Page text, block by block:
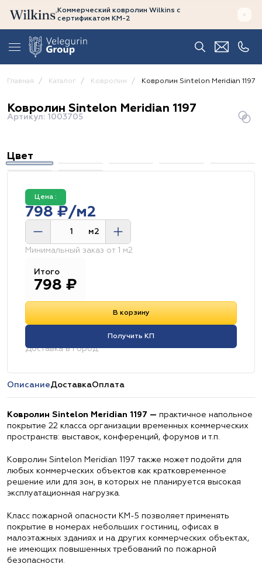
Коммерческий ковролин Wilkins с
сертификатом КМ-2
Главная Каталог Ковролин Ковролин Sintelon Meridian 1197
Ковролин Sintelon Meridian 1197
Артикул: 1003705
Цвет
Цена :
798 ₽/м2
м2
Минимальный заказ от 1 м2
Итого
798 ₽
В корзину
Получить КП
Доставка в город:
ОписаниеДоставкаОплата
Ковролин Sintelon Meridian 1197 — практичное напольное
покрытие 22 класса организации временных коммерческих
пространств: выставок, конференций, форумов и т.п.
Ковролин Sintelon Meridian 1197 также может подойти для
любых коммерческих объектов как кратковременное
решение или для зон, в которых не планируется высокая
эксплуатационная нагрузка.
Класс пожарной опасности КМ-5 позволяет применять
покрытие в номерах небольших гостиниц, офисах в
малоэтажных зданиях и на других коммерческих объектах,
не имеющих повышенных требований по пожарной
безопасности.